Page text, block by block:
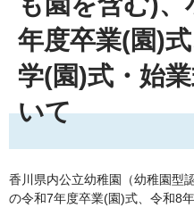
年度卒業(園)
学(園)式・始
いて
香川県内公立幼稚園（幼稚園型
の令和7年度卒業(園)式、令和8